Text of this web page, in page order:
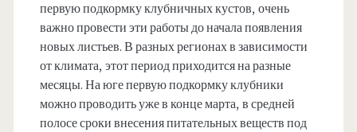
первую подкормку клубничных кустов, очень
важно провести эти работы до начала появления
новых листьев. В разных регионах в зависимости
от климата, этот период приходится на разные
месяцы. На юге первую подкормку клубники
можно проводить уже в конце марта, в средней
полосе сроки внесения питательных веществ под